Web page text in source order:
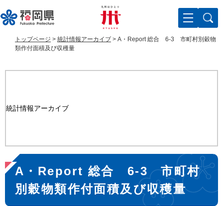
ー
ジ
ニ
ュ
文
トップページ > 統計情報アーカイブ > A・Report 総合 6-3 市町村別穀物
類作付面積及び収穫量
統計情報アーカイブ
本
文
A・Report 総合 6-3 市町村
別穀物類作付面積及び収穫量